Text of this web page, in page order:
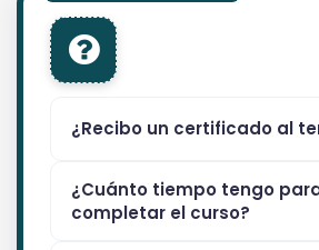
¿Recibo un certificado al
¿Cuánto tiempo tengo
completar el curso?